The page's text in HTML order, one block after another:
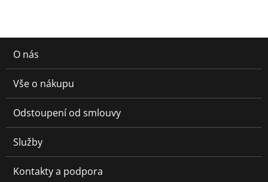
O nás
Vše o nákupu
Odstoupení od smlouvy
Služby
Kontakty a podpora